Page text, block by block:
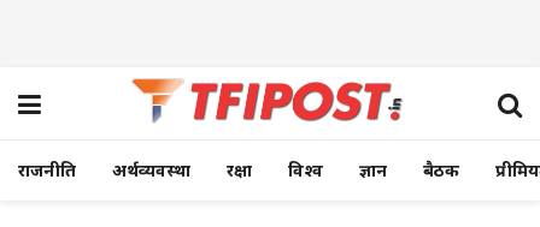
राजनीति अर्थव्यवस्था रक्षा विश्व ज्ञान बैठक